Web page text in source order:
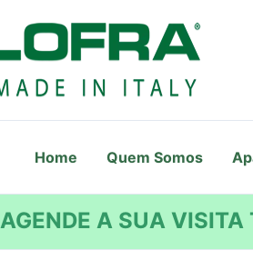
Home Quem Somos
AGENDE A SUA